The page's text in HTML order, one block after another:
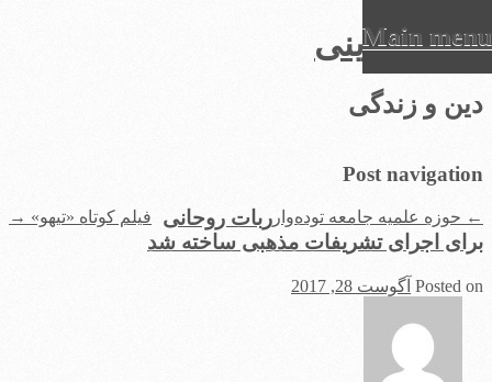
عرفان دینی
دین و زندگی
Main menu
to
content
Post navigation
← حوزه علمیه جامعه توده‌وار فیلم کوتاه «تیهو» →
ربات روحانی
برای اجرای تشریفات مذهبی ساخته شد
Posted on آگوست 28, 2017